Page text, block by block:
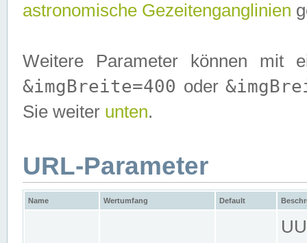
astronomische Gezeitenganglinien
Weitere Parameter können mit
&imgBreite=400 oder
Sie weiter unten.
URL-Parameter
Name Wertumfang Default